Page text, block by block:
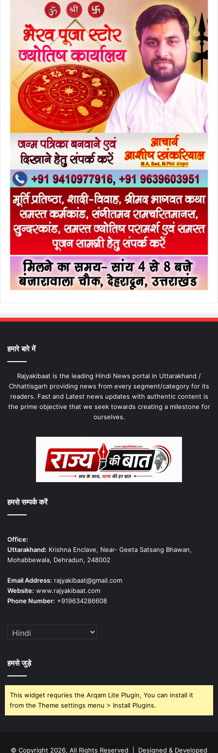
हमारे बारे में
Rajyakibaat is the leading Hindi News portal in Uttarakhand /
Chhattisgarh providing news from every segment/category for its
readers. Fast and Latest news updates with authentic content is
the prime objective that we seek towards creating a milestone for
ourselves.
हमसे सम्पर्क करें
Office:
Uttarakhand: Krishna Enclave, Near- Geeta Satsang Bhawan,
Mohabbewala, Dehradun, 248002
Email Address: rajyakibaat@gmail.com
Website: www.rajyakibaat.com
Phone Number: +919634286608
हमसे जुड़े
This widget requries the Arqam Lite Plugin, You can install it
from the Theme settings menu > Install Plugins.
© Copyright 2026, All Rights Reserved | Designed & Developed